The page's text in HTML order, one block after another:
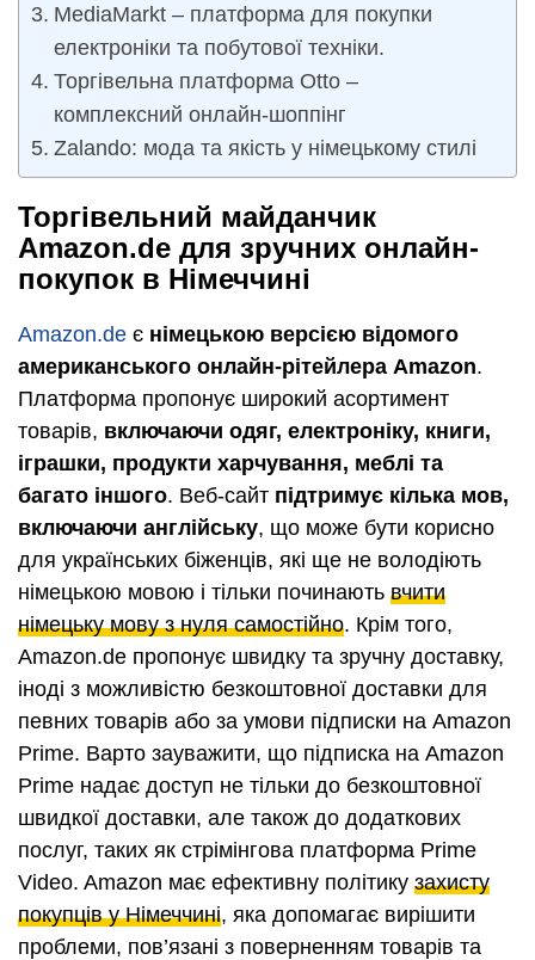
MediaMarkt – платформа для покупки
електроніки та побутової техніки.
Торгівельна платформа Otto –
комплексний онлайн-шоппінг
Zalando: мода та якість у німецькому стилі
Торгівельний майданчик
Amazon.de для зручних онлайн-
покупок в Німеччині
Amazon.de є німецькою версією відомого
американського онлайн-рітейлера Amazon.
Платформа пропонує широкий асортимент
товарів, включаючи одяг, електроніку, книги,
іграшки, продукти харчування, меблі та
багато іншого. Веб-сайт підтримує кілька мов,
включаючи англійську, що може бути корисно
для українських біженців, які ще не володіють
німецькою мовою і тільки починають вчити
німецьку мову з нуля самостійно. Крім того,
Amazon.de пропонує швидку та зручну доставку,
іноді з можливістю безкоштовної доставки для
певних товарів або за умови підписки на Amazon
Prime. Варто зауважити, що підписка на Amazon
Prime надає доступ не тільки до безкоштовної
швидкої доставки, але також до додаткових
послуг, таких як стрімінгова платформа Prime
Video. Amazon має ефективну політику захисту
покупців у Німеччині, яка допомагає вирішити
проблеми, пов’язані з поверненням товарів та